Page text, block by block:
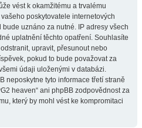
vést k okamžitému a trvalému
poskytovatele internetových
uznáno za nutné. IP adresy všech
uplatnění těchto opatření. Souhlasíte
upravit, přesunout nebo
pokud to bude považovat za
údaji uloženými v databázi.
neposkytne tyto informace třetí straně
heaven“ ani phpBB zodpovědnost za
který by mohl vést ke kompromitaci